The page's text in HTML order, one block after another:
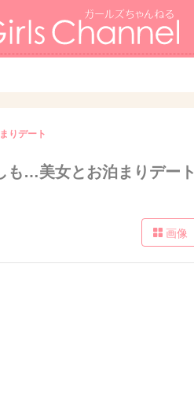
りデート
も…美女とお泊まりデート
画像